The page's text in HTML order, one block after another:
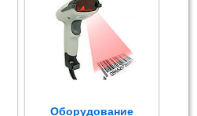
Оборудование